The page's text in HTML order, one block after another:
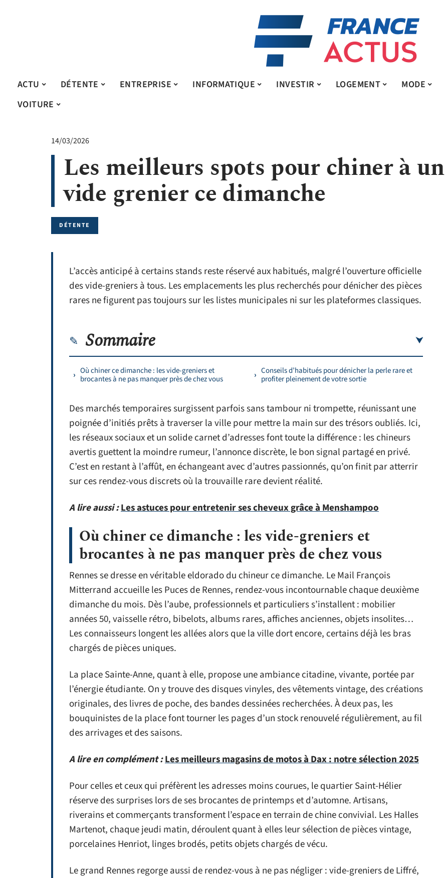
ACTU DÉTENTE ENTREPRISE INFORMATIQUE INVESTIR LOGEMENT MODE
VOITURE
14/03/2026
Les meilleurs spots pour chiner à un
vide grenier ce dimanche
DÉTENTE
L’accès anticipé à certains stands reste réservé aux habitués, malgré l’ouverture officielle
des vide-greniers à tous. Les emplacements les plus recherchés pour dénicher des pièces
rares ne figurent pas toujours sur les listes municipales ni sur les plateformes classiques.
Sommaire
Où chiner ce dimanche : les vide-greniers et
brocantes à ne pas manquer près de chez vous
Conseils d’habitués pour dénicher la perle rare et
profiter pleinement de votre sortie
Des marchés temporaires surgissent parfois sans tambour ni trompette, réunissant une
poignée d’initiés prêts à traverser la ville pour mettre la main sur des trésors oubliés. Ici,
les réseaux sociaux et un solide carnet d’adresses font toute la différence : les chineurs
avertis guettent la moindre rumeur, l’annonce discrète, le bon signal partagé en privé.
C’est en restant à l’affût, en échangeant avec d’autres passionnés, qu’on finit par atterrir
sur ces rendez-vous discrets où la trouvaille rare devient réalité.
A lire aussi :Les astuces pour entretenir ses cheveux grâce à Menshampoo
Où chiner ce dimanche : les vide-greniers et
brocantes à ne pas manquer près de chez vous
Rennes se dresse en véritable eldorado du chineur ce dimanche. Le Mail François
Mitterrand accueille les Puces de Rennes, rendez-vous incontournable chaque deuxième
dimanche du mois. Dès l’aube, professionnels et particuliers s’installent : mobilier
années 50, vaisselle rétro, bibelots, albums rares, affiches anciennes, objets insolites…
Les connaisseurs longent les allées alors que la ville dort encore, certains déjà les bras
chargés de pièces uniques.
La place Sainte-Anne, quant à elle, propose une ambiance citadine, vivante, portée par
l’énergie étudiante. On y trouve des disques vinyles, des vêtements vintage, des créations
originales, des livres de poche, des bandes dessinées recherchées. À deux pas, les
bouquinistes de la place font tourner les pages d’un stock renouvelé régulièrement, au fil
des arrivages et des saisons.
A lire en complément :Les meilleurs magasins de motos à Dax : notre sélection 2025
Pour celles et ceux qui préfèrent les adresses moins courues, le quartier Saint-Hélier
réserve des surprises lors de ses brocantes de printemps et d’automne. Artisans,
riverains et commerçants transforment l’espace en terrain de chine convivial. Les Halles
Martenot, chaque jeudi matin, déroulent quant à elles leur sélection de pièces vintage,
porcelaines Henriot, linges brodés, petits objets chargés de vécu.
Le grand Rennes regorge aussi de rendez-vous à ne pas négliger : vide-greniers de Liffré,